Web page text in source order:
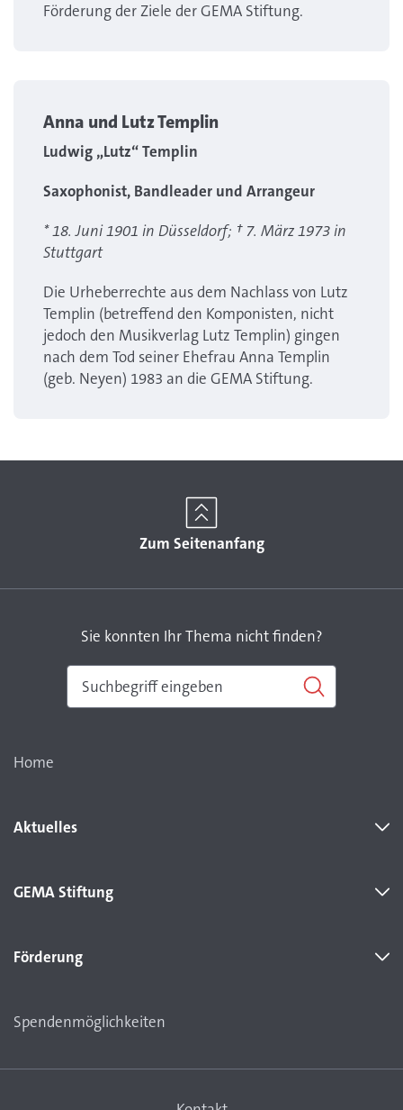
Förderung der Ziele der GEMA Stiftung.
Anna und Lutz Templin
Ludwig „Lutz“ Templin
Saxophonist, Bandleader und Arrangeur
* 18. Juni 1901 in Düsseldorf; † 7. März 1973 in
Stuttgart
Die Urheberrechte aus dem Nachlass von Lutz
Templin (betreffend den Komponisten, nicht
jedoch den Musikverlag Lutz Templin) gingen
nach dem Tod seiner Ehefrau Anna Templin
(geb. Neyen) 1983 an die GEMA Stiftung.
Zum Seitenanfang
Sie konnten Ihr Thema nicht finden?
Home
Aktuelles
GEMA Stiftung
Förderung
Spendenmöglichkeiten